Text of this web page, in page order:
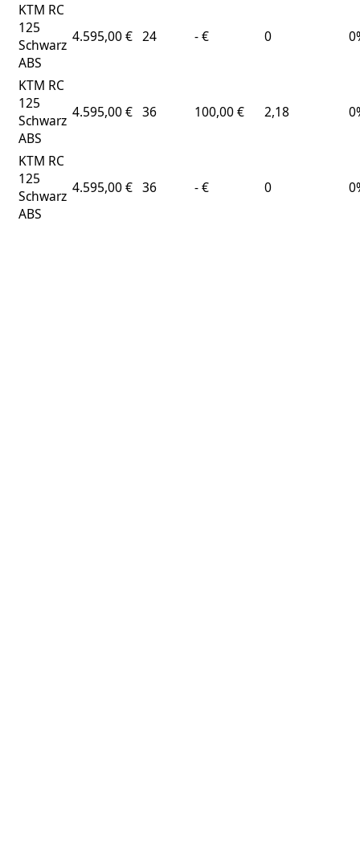
KTM RC
125
Schwarz
ABS
4.595,00 € 24 - € 0
KTM RC
125
Schwarz
ABS
4.595,00 € 36 100,00 € 2,18
KTM RC
125
Schwarz
ABS
4.595,00 € 36 - € 0